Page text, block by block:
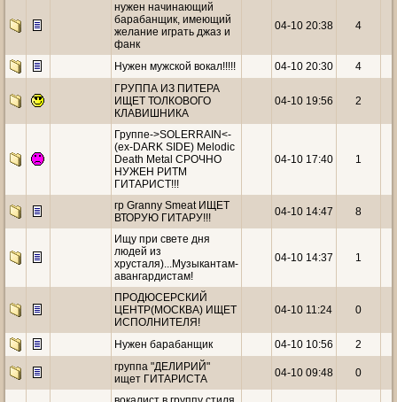
нужен начинающий
барабанщик, имеющий
желание играть джаз и
фанк
04-10 20:38 4
Нужен мужской вокал!!!!! 04-10 20:30 4
ГРУППА ИЗ ПИТЕРА
ИЩЕТ ТОЛКОВОГО
КЛАВИШНИКА
04-10 19:56 2
Группе->SOLERRAIN<-
(ex-DARK SIDE) Melodic
Death Metal СРОЧНО
НУЖЕН РИТМ
ГИТАРИСТ!!!
04-10 17:40 1
гр Granny Smeat ИЩЕТ
ВТОРУЮ ГИТАРУ!!!
04-10 14:47 8
Ищу при свете дня
людей из
хрусталя)...Музыкантам-
авангардистам!
04-10 14:37 1
ПРОДЮСЕРСКИЙ
ЦЕНТР(МОСКВА) ИЩЕТ
ИСПОЛНИТЕЛЯ!
04-10 11:24 0
Нужен барабанщик 04-10 10:56 2
группа "ДЕЛИРИЙ"
ищет ГИТАРИСТА
04-10 09:48 0